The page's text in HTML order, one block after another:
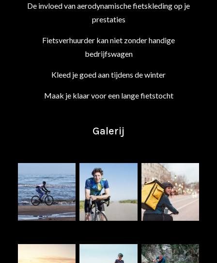
De invloed van aerodynamische fietskleding op je
prestaties
Fietsverhuurder kan niet zonder handige
bedrijfswagen
Kleed je goed aan tijdens de winter
Maak je klaar voor een lange fietstocht
Galerij